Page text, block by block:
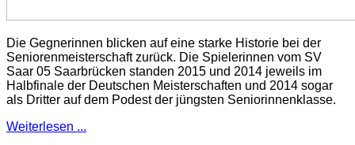
Die Gegnerinnen blicken auf eine starke Historie bei der
Seniorenmeisterschaft zurück. Die Spielerinnen vom SV
Saar 05 Saarbrücken standen 2015 und 2014 jeweils im
Halbfinale der Deutschen Meisterschaften und 2014 sogar
als Dritter auf dem Podest der jüngsten Seniorinnenklasse.
Weiterlesen ...